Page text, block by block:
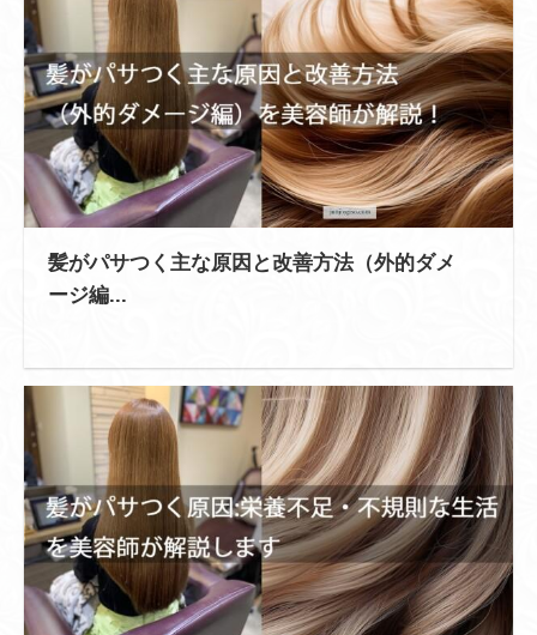
髪がパサつく主な原因と改善方法（外的ダメ
ージ編...